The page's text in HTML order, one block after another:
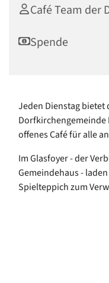
Café Team der
Spende
Jeden Dienstag bietet
Dorfkirchengemeinde
offenes Café für alle
Im Glasfoyer - der
Gemeindehaus -
Spielteppich zum